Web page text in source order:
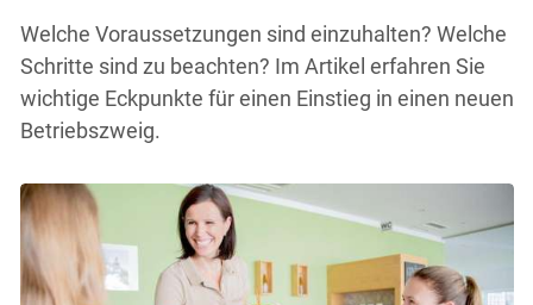
Welche Voraussetzungen sind einzuhalten? Welche
Schritte sind zu beachten? Im Artikel erfahren Sie
wichtige Eckpunkte für einen Einstieg in einen neuen
Betriebszweig.